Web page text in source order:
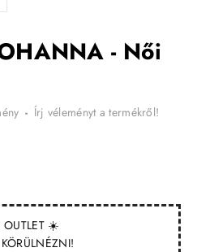
- Női
OUTLET ☀️
- Írj véleményt a termékről!